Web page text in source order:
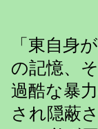
「東自身
の記憶、
過酷な暴
され隠蔽